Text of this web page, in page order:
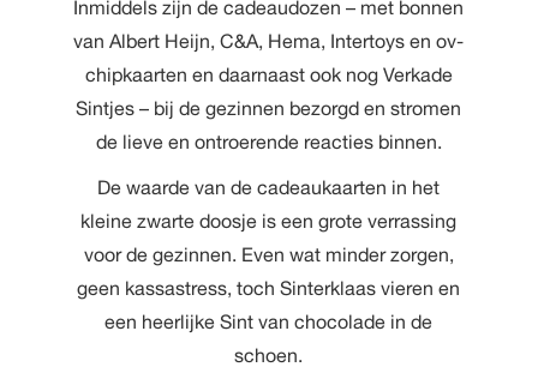
Inmiddels zijn de cadeaudozen – met bonnen
van Albert Heijn, C&A, Hema, Intertoys en ov-
chipkaarten en daarnaast ook nog Verkade
Sintjes – bij de gezinnen bezorgd en stromen
de lieve en ontroerende reacties binnen.
De waarde van de cadeaukaarten in het
kleine zwarte doosje is een grote verrassing
voor de gezinnen. Even wat minder zorgen,
geen kassastress, toch Sinterklaas vieren en
een heerlijke Sint van chocolade in de
schoen.